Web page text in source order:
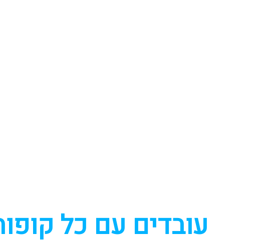
עובדים עם כל